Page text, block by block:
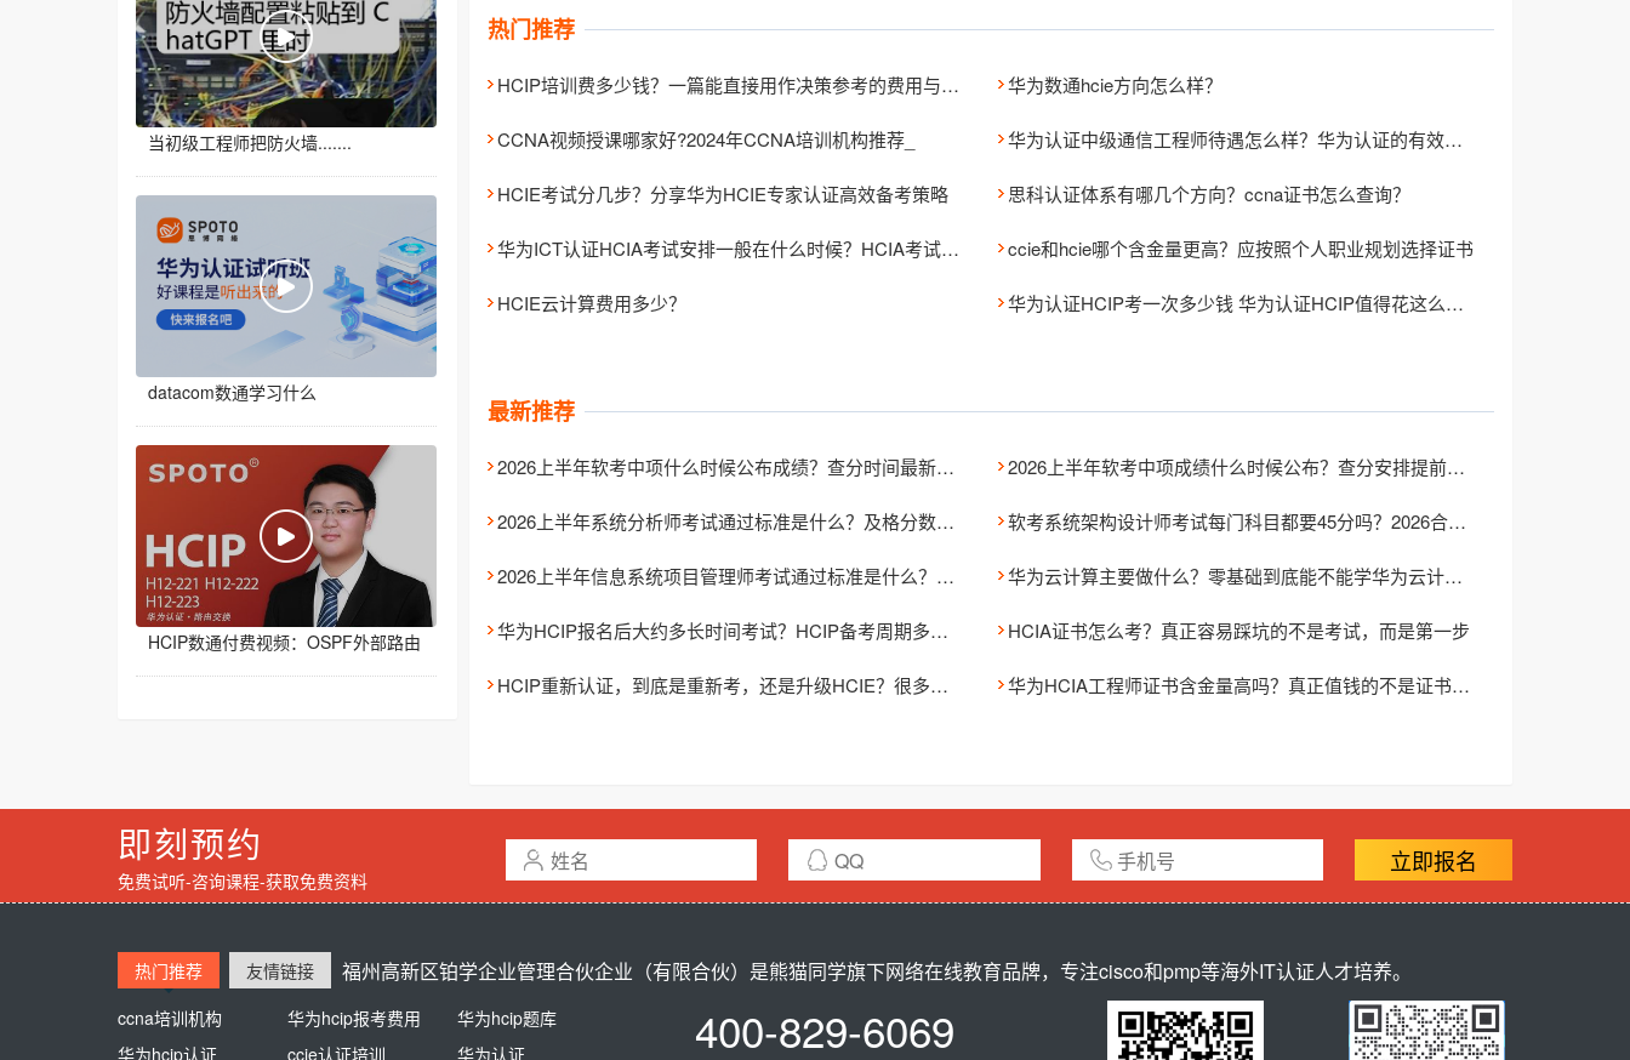
当初级工程师把防火墙.......
datacom数通学习什么
HCIP数通付费视频：OSPF外部路由
热门推荐
HCIP培训费多少钱？一篇能直接用作决策参考的费用与性价比指南 华为数通hcie方向怎么样？
CCNA视频授课哪家好?2024年CCNA培训机构推荐_ 华为认证中级通信工程师待遇怎么样？华为认证的有效时间
HCIE考试分几步？分享华为HCIE专家认证高效备考策略 思科认证体系有哪几个方向？ccna证书怎么查询？
华为ICT认证HCIA考试安排一般在什么时候？HCIA考试时间介绍！ ccie和hcie哪个含金量更高？应按照个人职业规划选择证书
HCIE云计算费用多少？ 华为认证HCIP考一次多少钱 华为认证HCIP值得花这么多钱考吗
最新推荐
2026上半年软考中项什么时候公布成绩？查分时间最新汇总 2026上半年软考中项成绩什么时候公布？查分安排提前了解
2026上半年系统分析师考试通过标准是什么？及格分数详解 软考系统架构设计师考试每门科目都要45分吗？2026合格规则解析
2026上半年信息系统项目管理师考试通过标准是什么？单科低于45分还能通过吗？ 华为云计算主要做什么？零基础到底能不能学华为云计算？
华为HCIP报名后大约多长时间考试？HCIP备考周期多久？ HCIA证书怎么考？真正容易踩坑的不是考试，而是第一步
HCIP重新认证，到底是重新考，还是升级HCIE？很多人选错了 华为HCIA工程师证书含金量高吗？真正值钱的不是证书，而是它帮你跨过了第一道就业门槛
即刻预约
免费试听-咨询课程-获取免费资料
立即报名
福州高新区铂学企业管理合伙企业（有限合伙）是熊猫同学旗下网络在线教育品牌，专注cisco和pmp等海外IT认证人才培养。
热门推荐
ccna培训机构
华为hcip报考费用
华为hcip题库
华为hcip认证
ccie认证培训 华为认证
友情链接
熊猫同学
新东方英语培训
培训学校
江苏自考网
杭州高中辅导 高中一对一 400-829-6069